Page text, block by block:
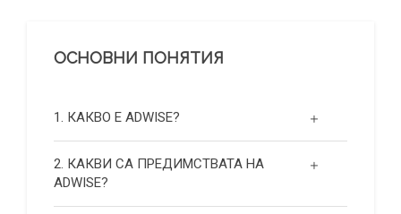
ОСНОВНИ ПОНЯТИЯ
1. КАКВО Е ADWISE?
2. КАКВИ СА ПРЕДИМСТВАТА НА
ADWISE?